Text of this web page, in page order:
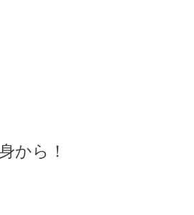
から！